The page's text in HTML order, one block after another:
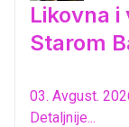
Likovna i
Starom
03. Avgust.
Detaljnije...